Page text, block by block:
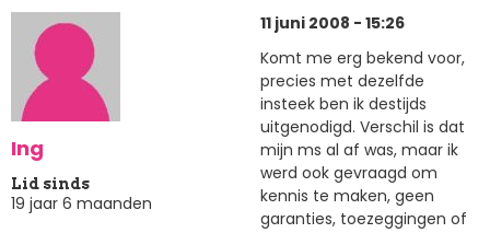
Ing
Lid sinds
19 jaar 6 maanden
11 juni 2008 - 15:26
Komt me erg bekend voor,
precies met dezelfde
insteek ben ik destijds
uitgenodigd. Verschil is dat
mijn ms al af was, maar ik
werd ook gevraagd om
kennis te maken, geen
garanties, toezeggingen of